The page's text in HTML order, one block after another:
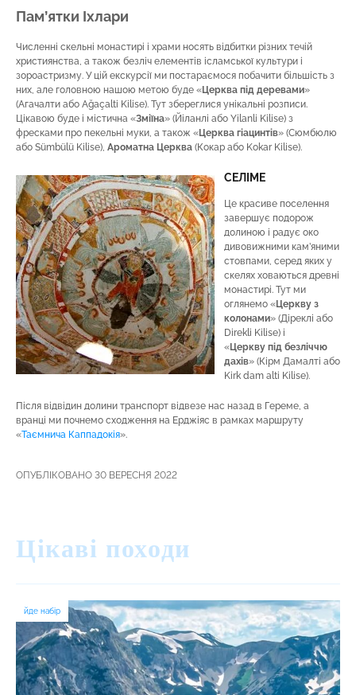
Пам’ятки Іхлари
Численні скельні монастирі і храми носять відбитки різних течій
християнства, а також безліч елементів ісламської культури і
зороастризму. У цій екскурсії ми постараємося побачити більшість з
них, але головною нашою метою буде «Церква під деревами»
(Агачалти або Ağaçalti Kilise). Тут збереглися унікальні розписи.
Цікавою буде і містична «Зміїна» (Йіланлі або Yilanli Kilise) з
фресками про пекельні муки, а також «Церква гіацинтів» (Сюмбюлю
або Sümbülü Kilise), Ароматна Церква (Кокар або Kokar Kilise).
СЕЛІМЕ
Це красиве поселення
завершує подорож
долиною і радує око
дивовижними кам’яними
стовпами, серед яких у
скелях ховаються древні
монастирі. Тут ми
оглянемо «Церкву з
колонами» (Діреклі або
Direkli Kilise) і
«Церкву під безліччю
дахів» (Кірм Дамалті або
Kirk dam alti Kilise).
Після відвідин долини транспорт відвезе нас назад в Гереме, а
вранці ми почнемо сходження на Ерджіяс в рамках маршруту
«Таємнича Каппадокія».
ОПУБЛІКОВАНО 30 ВЕРЕСНЯ 2022
Цікаві походи
йде набір